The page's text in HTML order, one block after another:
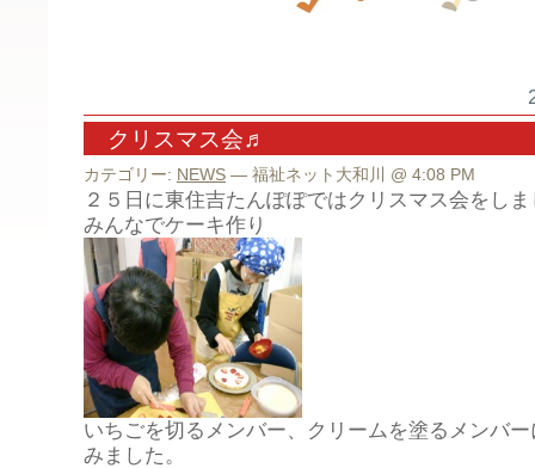
クリスマス会♬
カテゴリー: NEWS — 福祉ネット大和川 @ 4:08 PM
２５日に東住吉たんぽぽではクリスマス会をし
みんなでケーキ作り
いちごを切るメンバー、クリームを塗るメンバ
みました。